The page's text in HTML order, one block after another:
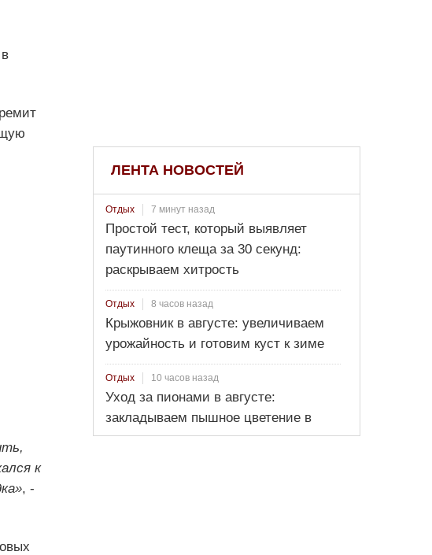
к
, -
ЛЕНТА НОВОСТЕЙ
Отдых 7 минут назад
Простой тест, который выявляет
паутинного клеща за 30 секунд:
раскрываем хитрость
Отдых 8 часов назад
Крыжовник в августе: увеличиваем
урожайность и готовим куст к зиме
Отдых 10 часов назад
Уход за пионами в августе:
закладываем пышное цветение в
новом сезоне